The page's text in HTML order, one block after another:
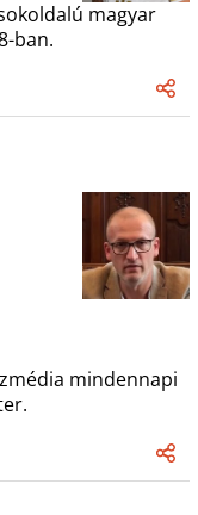
magyar
ban.
mindennapi